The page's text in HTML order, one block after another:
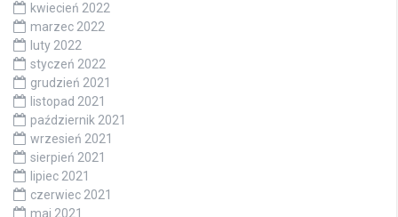
kwiecień 2022
marzec 2022
luty 2022
styczeń 2022
grudzień 2021
listopad 2021
październik 2021
wrzesień 2021
sierpień 2021
lipiec 2021
czerwiec 2021
maj 2021